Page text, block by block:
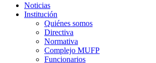
Noticias
Institución
Quiénes somos
Directiva
Normativa
Complejo MUFP
Funcionarios